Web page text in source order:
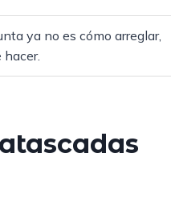
ya no es cómo arreglar,
hacer.